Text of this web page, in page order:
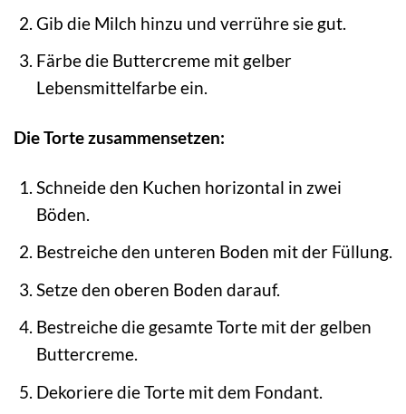
Gib die Milch hinzu und verrühre sie gut.
Färbe die Buttercreme mit gelber
Lebensmittelfarbe ein.
Die Torte zusammensetzen:
Schneide den Kuchen horizontal in zwei
Böden.
Bestreiche den unteren Boden mit der Füllung.
Setze den oberen Boden darauf.
Bestreiche die gesamte Torte mit der gelben
Buttercreme.
Dekoriere die Torte mit dem Fondant.